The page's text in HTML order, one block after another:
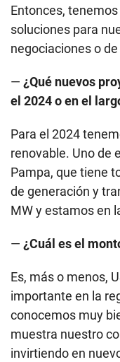
Entonces,
soluciones para
negociaciones o
— ¿Qué nuevos
el 2024 o en el
Para el 2024
renovable. Uno de
Pampa, que tiene
de generación y
MW y estamos en
— ¿Cuál es el
Es, más o menos,
importante en la
conocemos muy
muestra nuestro
invirtiendo en